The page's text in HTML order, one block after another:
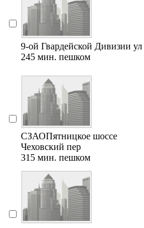
9-ой Гвардейской Дивизии ул
245 мин. пешком
СЗАОПятницкое шоссе
Чеховский пер
315 мин. пешком